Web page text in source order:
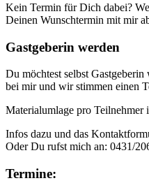
Kein Termin für Dich dabei?
Deinen Wunschtermin mit mir
Gastgeberin werden
Du möchtest selbst
bei mir und wir stimmen einen
Materialumlage pro
Infos dazu und das
Oder Du rufst mich an: 0431/
Termine: